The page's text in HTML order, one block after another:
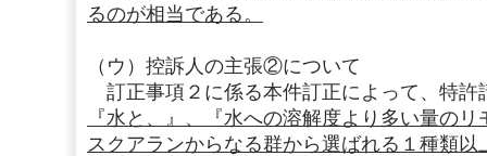
るのが相当である。
（ウ）控訴人の主張②について
訂正事項２に係る本件訂正によって、特許
『水と、』、『水への溶解度より多い量の
スクアランからなる群から選ばれる１種類